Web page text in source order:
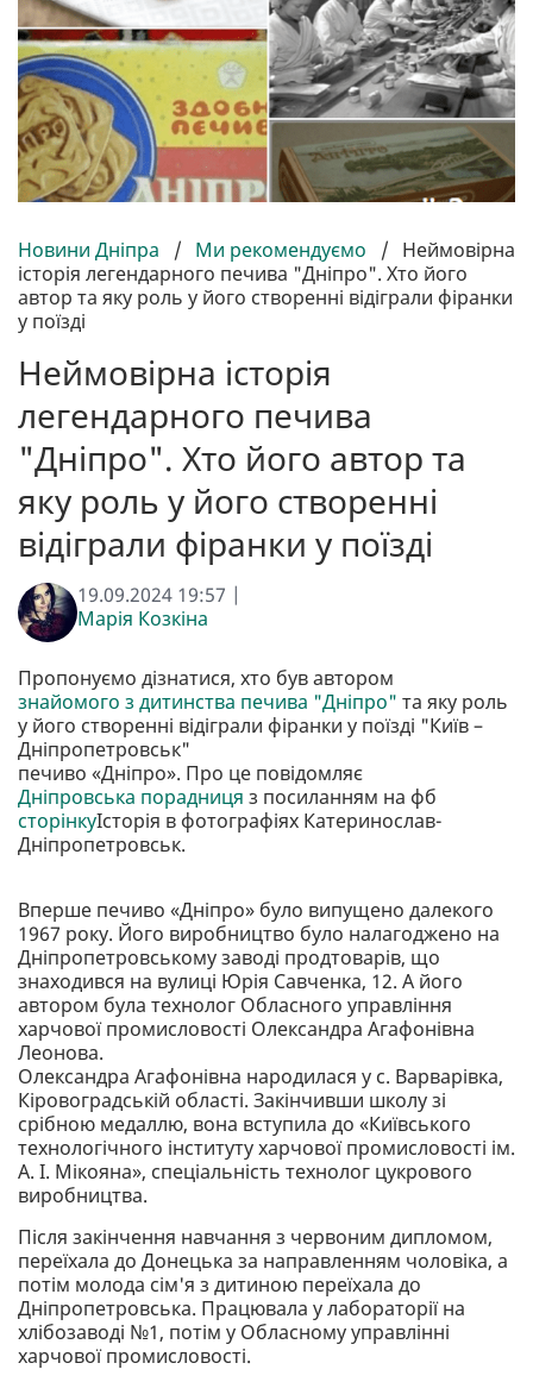
Новини Дніпра / Ми рекомендуємо / Неймовірна
історія легендарного печива "Дніпро". Хто його
автор та яку роль у його створенні відіграли фіранки
у поїзді
Неймовірна історія
легендарного печива
"Дніпро". Хто його автор та
яку роль у його створенні
відіграли фіранки у поїзді
19.09.2024 19:57 |
Марія Козкіна
Пропонуємо дізнатися, хто був автором
знайомого з дитинства печива "Дніпро" та яку роль
у його створенні відіграли фіранки у поїзді "Київ –
Дніпропетровськ"
печиво «Дніпро». Про це повідомляє
Дніпровська порадниця з посиланням на фб
сторінкуІсторія в фотографіях Катеринослав-
Дніпропетровськ.
Вперше печиво «Дніпро» було випущено далекого
1967 року. Його виробництво було налагоджено на
Дніпропетровському заводі продтоварів, що
знаходився на вулиці Юрія Савченка, 12. А його
автором була технолог Обласного управління
харчової промисловості Олександра Агафонівна
Леонова.
Олександра Агафонівна народилася у с. Варварівка,
Кіровоградській області. Закінчивши школу зі
срібною медаллю, вона вступила до «Київського
технологічного інституту харчової промисловості ім.
А. І. Мікояна», спеціальність технолог цукрового
виробництва.
Після закінчення навчання з червоним дипломом,
переїхала до Донецька за направленням чоловіка, а
потім молода сім'я з дитиною переїхала до
Дніпропетровська. Працювала у лабораторії на
хлібозаводі №1, потім у Обласному управлінні
харчової промисловості.